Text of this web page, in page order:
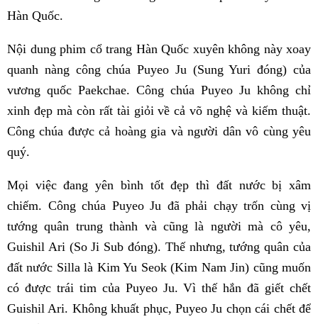
Hàn Quốc.
Nội dung phim cổ trang Hàn Quốc xuyên không này xoay
quanh nàng công chúa Puyeo Ju (Sung Yuri đóng) của
vương quốc Paekchae. Công chúa Puyeo Ju không chỉ
xinh đẹp mà còn rất tài giỏi về cả võ nghệ và kiếm thuật.
Công chúa được cả hoàng gia và người dân vô cùng yêu
quý.
Mọi việc đang yên bình tốt đẹp thì đất nước bị xâm
chiếm. Công chúa Puyeo Ju đã phải chạy trốn cùng vị
tướng quân trung thành và cũng là người mà cô yêu,
Guishil Ari (So Ji Sub đóng). Thế nhưng, tướng quân của
đất nước Silla là Kim Yu Seok (Kim Nam Jin) cũng muốn
có được trái tim của Puyeo Ju. Vì thế hắn đã giết chết
Guishil Ari. Không khuất phục, Puyeo Ju chọn cái chết để